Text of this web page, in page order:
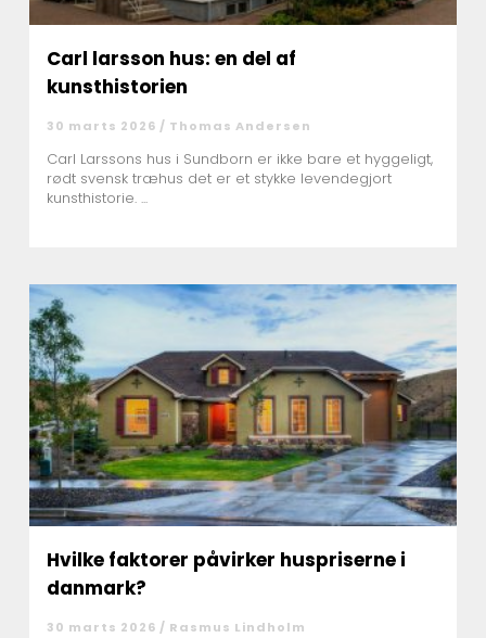
Carl larsson hus: en del af
kunsthistorien
30 marts 2026 / Thomas Andersen
Carl Larssons hus i Sundborn er ikke bare et hyggeligt,
rødt svensk træhus det er et stykke levendegjort
kunsthistorie. ...
Hvilke faktorer påvirker huspriserne i
danmark?
30 marts 2026 / Rasmus Lindholm